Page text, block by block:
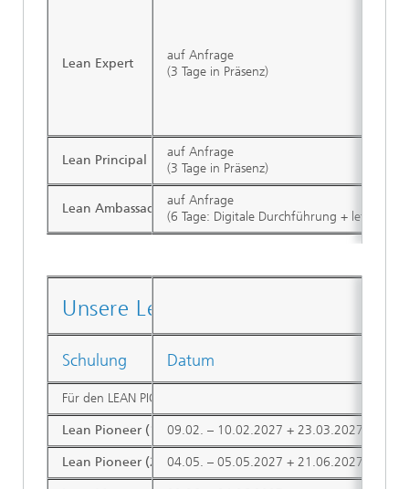
auf Anfrage
(3 Tage in Präsenz)
auf Anfrage
(3 Tage in Präsenz)
auf Anfrage
(6 Tage: Digitale Durchführung + letzter
Lean Expert
Lean Principal
Lean Ambassador
Datum
09.02. – 10.02.2027 + 23.03.2027
04.05. – 05.05.2027 + 21.06.2027
Unsere Lean-Schulungstermine für
Schulung
Für den LEAN PIONEER bieten wir über das Jahr verteilt
Lean Pioneer (1. Kurstermin)
Lean Pioneer (2. Kurstermin)